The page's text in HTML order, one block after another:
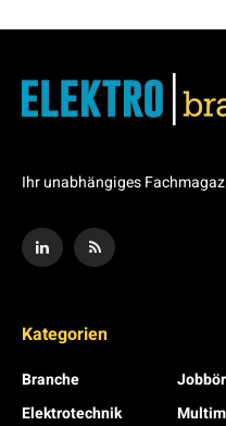
Ihr unabhängiges
Kategorien
Branche
Elektrotechnik